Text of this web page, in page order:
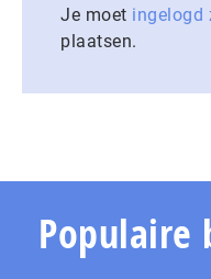
Je moet ingelogd
plaatsen.
Populaire